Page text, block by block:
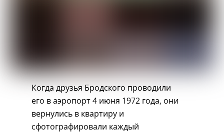
Когда друзья Бродского проводили
его в аэропорт 4 июня 1972 года, они
вернулись в квартиру и
сфотографировали каждый